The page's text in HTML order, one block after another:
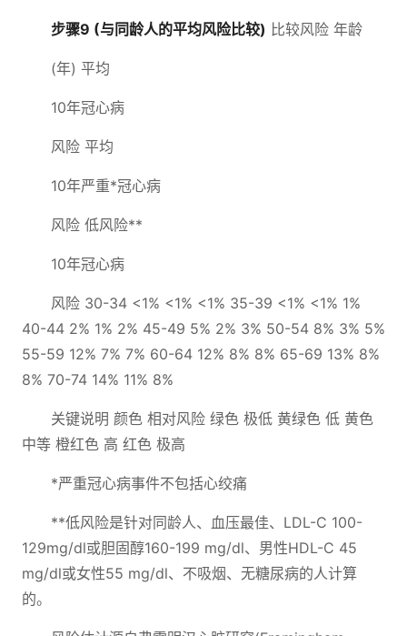
步骤9 (与同龄人的平均风险比较) 比较风险 年龄
(年) 平均
10年冠心病
风险 平均
10年严重*冠心病
风险 低风险**
10年冠心病
风险 30-34 <1% <1% <1% 35-39 <1% <1% 1%
40-44 2% 1% 2% 45-49 5% 2% 3% 50-54 8% 3% 5%
55-59 12% 7% 7% 60-64 12% 8% 8% 65-69 13% 8%
8% 70-74 14% 11% 8%
关键说明 颜色 相对风险 绿色 极低 黄绿色 低 黄色
中等 橙红色 高 红色 极高
*严重冠心病事件不包括心绞痛
**低风险是针对同龄人、血压最佳、LDL-C 100-
129mg/dl或胆固醇160-199 mg/dl、男性HDL-C 45
mg/dl或女性55 mg/dl、不吸烟、无糖尿病的人计算
的。